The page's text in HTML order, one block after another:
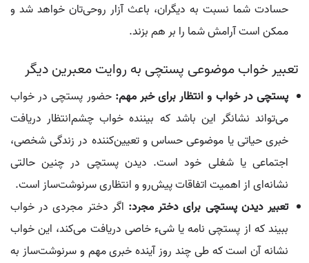
حسادت شما نسبت به دیگران، باعث آزار روحی‌تان خواهد شد و
ممکن است آرامش شما را بر هم بزند.
تعبیر خواب موضوعی پستچی به روایت معبرین دیگر
پستچی در خواب و انتظار برای خبر مهم:حضور پستچی در خواب
می‌تواند نشانگر این باشد که بیننده خواب چشم‌انتظار دریافت
خبری حیاتی یا موضوعی حساس و تعیین‌کننده در زندگی شخصی،
اجتماعی یا شغلی خود است. دیدن پستچی در چنین حالتی
نشانه‌ای از اهمیت اتفاقات پیش‌رو و انتظاری سرنوشت‌ساز است.
تعبیر دیدن پستچی برای دختر مجرد: اگر دختر مجردی در خواب
ببیند که از پستچی نامه یا شیء خاصی دریافت می‌کند، این خواب
نشانه آن است که طی چند روز آینده خبری مهم و سرنوشت‌ساز به